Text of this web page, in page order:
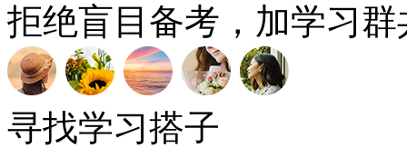
拒绝盲目备考，加学习
寻找学习搭子